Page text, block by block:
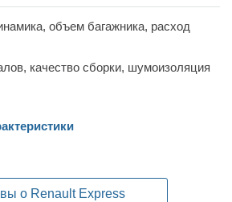
объем багажника, расход
качество сборки, шумоизоляция
о Renault Express